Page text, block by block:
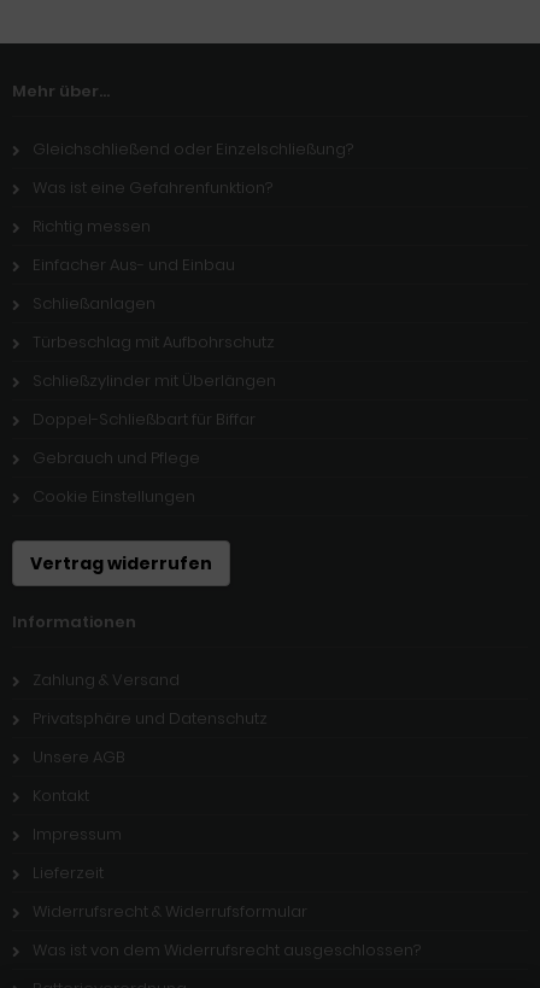
Mehr über...
Gleichschließend oder Einzelschließung?
Was ist eine Gefahrenfunktion?
Richtig messen
Einfacher Aus- und Einbau
Schließanlagen
Türbeschlag mit Aufbohrschutz
Schließzylinder mit Überlängen
Doppel-Schließbart für Biffar
Gebrauch und Pflege
Cookie Einstellungen
Vertrag widerrufen
Informationen
Zahlung & Versand
Privatsphäre und Datenschutz
Unsere AGB
Kontakt
Impressum
Lieferzeit
Widerrufsrecht & Widerrufsformular
Was ist von dem Widerrufsrecht ausgeschlossen?